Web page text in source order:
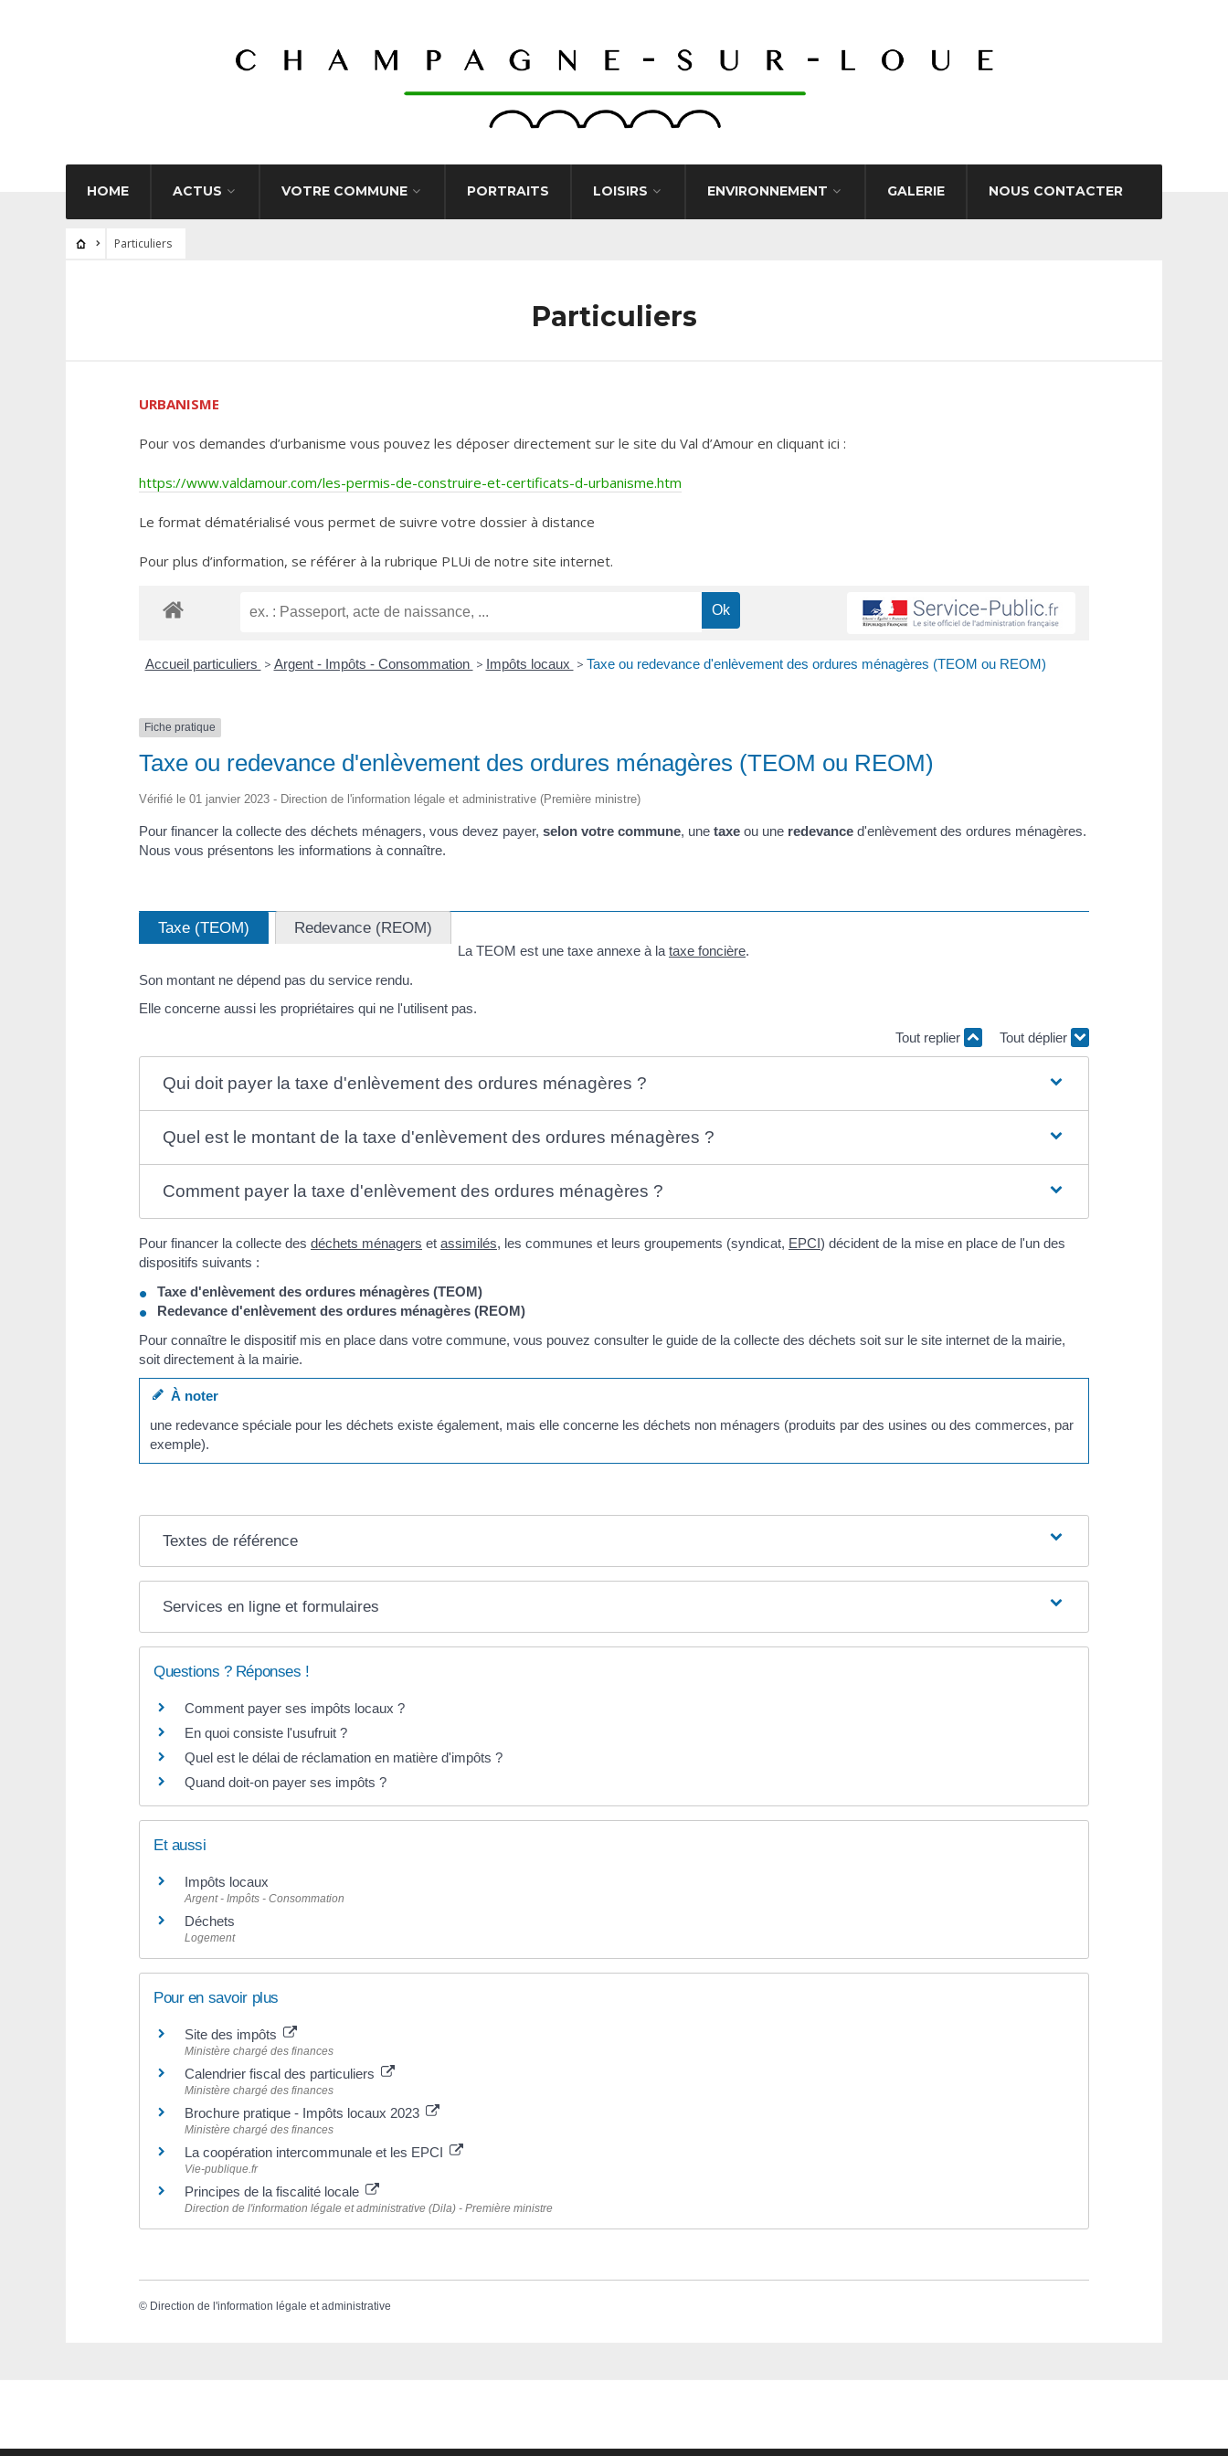
HOME ACTUS VOTRE COMMUNE PORTRAITS LOISIRS ENVIRONNEMENT GALERIE NOUS CONTACTER
Particuliers
Particuliers
URBANISME
Pour vos demandes d’urbanisme vous pouvez les déposer directement sur le site du Val d’Amour en cliquant ici :
https://www.valdamour.com/les-permis-de-construire-et-certificats-d-urbanisme.htm
Le format dématérialisé vous permet de suivre votre dossier à distance
Pour plus d’information, se référer à la rubrique PLUi de notre site internet.
Accueil particuliers > Argent - Impôts - Consommation > Impôts locaux > Taxe ou redevance d'enlèvement des ordures ménagères (TEOM ou REOM)
Fiche pratique
Taxe ou redevance d'enlèvement des ordures ménagères (TEOM ou REOM)
Vérifié le 01 janvier 2023 - Direction de l'information légale et administrative (Première ministre)
Pour financer la collecte des déchets ménagers, vous devez payer, selon votre commune, une taxe ou une redevance d'enlèvement des ordures ménagères.
Nous vous présentons les informations à connaître.
Taxe (TEOM) Redevance (REOM)
La TEOM est une taxe annexe à la taxe foncière.
Son montant ne dépend pas du service rendu.
Elle concerne aussi les propriétaires qui ne l'utilisent pas.
Tout replier
Tout déplier
Qui doit payer la taxe d'enlèvement des ordures ménagères ?
Quel est le montant de la taxe d'enlèvement des ordures ménagères ?
Comment payer la taxe d'enlèvement des ordures ménagères ?
Pour financer la collecte des déchets ménagers et assimilés, les communes et leurs groupements (syndicat, EPCI) décident de la mise en place de l'un des
dispositifs suivants :
Taxe d'enlèvement des ordures ménagères (TEOM)
Redevance d'enlèvement des ordures ménagères (REOM)
Pour connaître le dispositif mis en place dans votre commune, vous pouvez consulter le guide de la collecte des déchets soit sur le site internet de la mairie,
soit directement à la mairie.
À noter
une redevance spéciale pour les déchets existe également, mais elle concerne les déchets non ménagers (produits par des usines ou des commerces, par
exemple).
Textes de référence
Services en ligne et formulaires
Questions ? Réponses !
Comment payer ses impôts locaux ?
En quoi consiste l'usufruit ?
Quel est le délai de réclamation en matière d'impôts ?
Quand doit-on payer ses impôts ?
Et aussi
Impôts locaux
Argent - Impôts - Consommation
Déchets
Logement
Pour en savoir plus
Site des impôts
Ministère chargé des finances
Calendrier fiscal des particuliers
Ministère chargé des finances
Brochure pratique - Impôts locaux 2023
Ministère chargé des finances
La coopération intercommunale et les EPCI
Vie-publique.fr
Principes de la fiscalité locale
Direction de l'information légale et administrative (Dila) - Première ministre
© Direction de l'information légale et administrative